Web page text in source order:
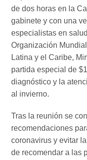
de dos horas en la
gabinete y con una
especialistas en
Organización
Latina y el Caribe,
partida especial de
diagnóstico y la
al invierno.
Tras la reunión se
recomendaciones
coronavirus y evitar
de recomendar a las